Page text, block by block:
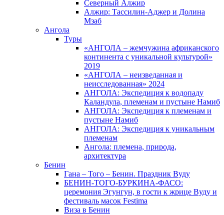
Северный Алжир
Алжир: Тассилин-Аджер и Долина
Мзаб
Ангола
Туры
«АНГОЛА – жемчужина африканского
континента с уникальной культурой»
2019
«АНГОЛА – неизведанная и
неисследованная» 2024
АНГОЛА: Экспедиция к водопаду
Каландула, племенам и пустыне Намиб
АНГОЛА: Экспедиция к племенам и
пустыне Намиб
АНГОЛА: Экспедиция к уникальным
племенам
Ангола: племена, природа,
архитектура
Бенин
Гана – Того – Бенин. Праздник Вуду
БЕНИН-ТОГО-БУРКИНА-ФАСО:
церемония Эгунгун, в гости к жрице Вуду и
фестиваль масок Festima
Виза в Бенин